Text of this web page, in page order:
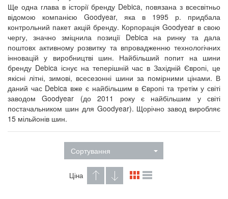
Ще одна глава в історії бренду Debica, повязана з всесвітньо
відомою компанією Goodyear, яка в 1995 р. придбала
контрольний пакет акцій бренду. Корпорація Goodyear в свою
чергу, значно зміцнила позиції Debica на ринку та дала
поштовх активному розвитку та впровадженню технологічних
інновацій у виробництві шин. Найбільший попит на шини
бренду Debica існує на теперішній час в Західній Європі, це
якісні літні, зимові, всесезонні шини за помірними цінами. В
даний час Debica вже є найбільшим в Європі та третім у світі
заводом Goodyear (до 2011 року є найбільшим у світі
постачальником шин для Goodyear). Щорічно завод виробляє
15 мільйонів шин.
Сортування
Ціна